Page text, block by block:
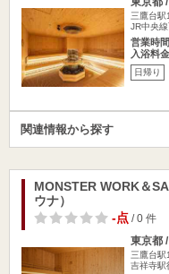
三鷹台
JR中央
営業時
入浴料
日帰り
関連情報から探す
MONSTER WORK＆
ウナ）
-点/ 0 件
東京都
三鷹台
吉祥寺駅